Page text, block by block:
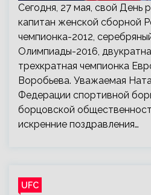
Сегодня, 27 мая, свой День
капитан женской сборной
чемпионка-2012,
Олимпиады-2016,
трехкратная чемпионка
Воробьева. Уважаемая
Федерации спортивной
борцовской
искренние поздравления…
UFC